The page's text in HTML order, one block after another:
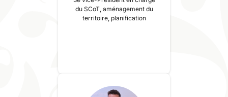
du SCoT, aménagement du
territoire, planification